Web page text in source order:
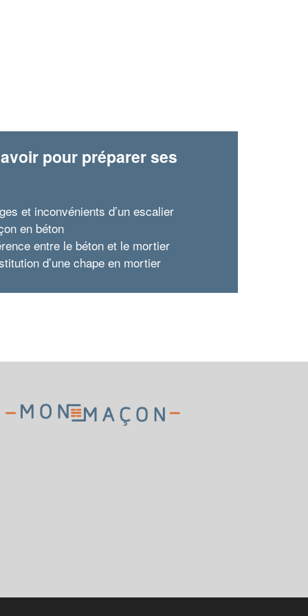
pour préparer ses
et inconvénients d’un escalier
en béton
entre le béton et le mortier
d’une chape en mortier